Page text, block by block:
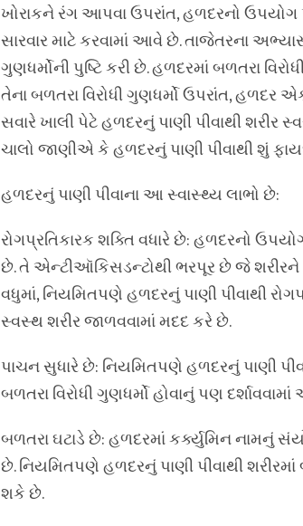
ખોરાકને રંગ આપવા ઉપરાંત, હળદરનો
સારવાર માટે કરવામાં આવે છે. તાજેતરના
ગુણધર્મોની પુષ્ટિ કરી છે. હળદરમાં બળતરા
તેના બળતરા વિરોધી ગુણધર્મો ઉપરાંત,
સવારે ખાલી પેટે હળદરનું પાણી પીવાથી
ચાલો જાણીએ કે હળદરનું પાણી પીવાથી શું
હળદરનું પાણી પીવાના આ સ્વાસ્થ્ય લાભો છે:
રોગપ્રતિકારક શક્તિ વધારે છે: હળદરનો
છે. તે એન્ટીઑકિસડન્ટોથી ભરપૂર છે જે શરીરને
વધુમાં, નિયમિતપણે હળદરનું પાણી પીવાથી
સ્વસ્થ શરીર જાળવવામાં મદદ કરે છે.
પાચન સુધારે છે: નિયમિતપણે હળદરનું પાણી
બળતરા વિરોધી ગુણધર્મો હોવાનું પણ
બળતરા ઘટાડે છે: હળદરમાં કર્ક્યુમિન નામનું
છે. નિયમિતપણે હળદરનું પાણી પીવાથી
શકે છે.